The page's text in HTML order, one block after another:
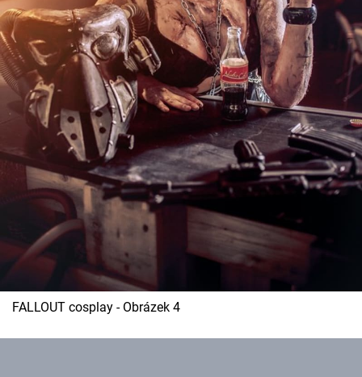
FALLOUT cosplay - Obrázek 4